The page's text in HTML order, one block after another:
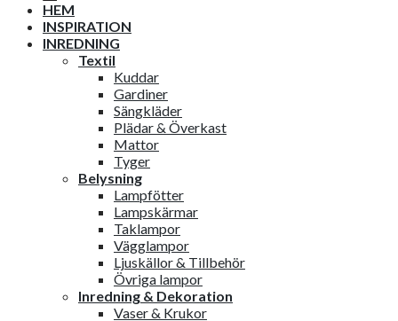
HEM
INSPIRATION
INREDNING
Textil
Kuddar
Gardiner
Sängkläder
Plädar & Överkast
Mattor
Tyger
Belysning
Lampfötter
Lampskärmar
Taklampor
Vägglampor
Ljuskällor & Tillbehör
Övriga lampor
Inredning & Dekoration
Vaser & Krukor